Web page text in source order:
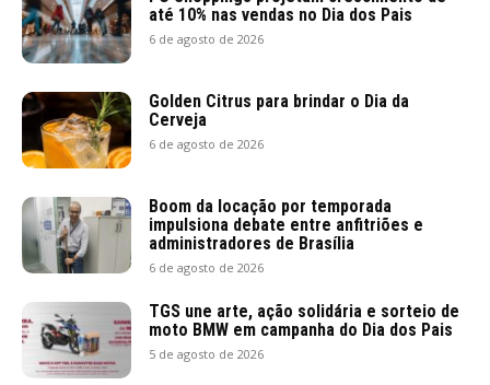
até 10% nas vendas no Dia dos Pais
6 de agosto de 2026
Golden Citrus para brindar o Dia da
Cerveja
6 de agosto de 2026
Boom da locação por temporada
impulsiona debate entre anfitriões e
administradores de Brasília
6 de agosto de 2026
TGS une arte, ação solidária e sorteio de
moto BMW em campanha do Dia dos Pais
5 de agosto de 2026